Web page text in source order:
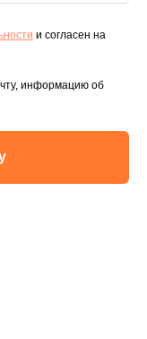
и согласен на
информацию об